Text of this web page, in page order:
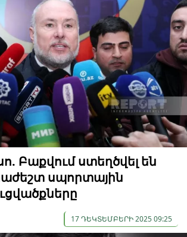
Բաքվում ստեղծվել են
սպորտային
17 ԴԵԿՏԵՄԲԵՐԻ 2025 09:25